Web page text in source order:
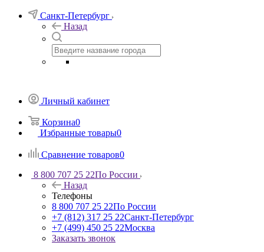
Санкт-Петербург
Назад
Личный кабинет
Корзина0
Избранные товары0
Сравнение товаров0
8 800 707 25 22По России
Назад
Телефоны
8 800 707 25 22По России
+7 (812) 317 25 22Санкт-Петербург
+7 (499) 450 25 22Москва
Заказать звонок